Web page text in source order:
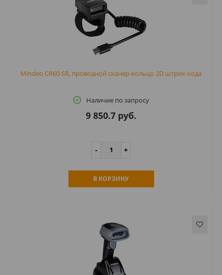
Mindeo CR60-SR, проводной сканер-кольцо 2D штрих-кода
Наличие по запросу
9 850.7 руб.
В КОРЗИНУ